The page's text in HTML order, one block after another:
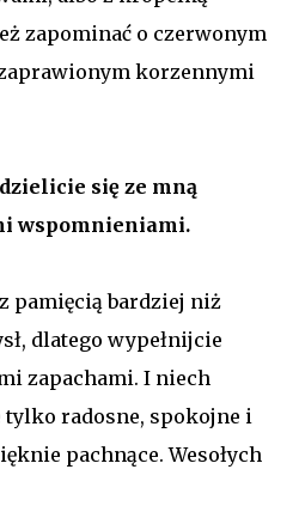
zapominać o czerwonym
korzennymi
się ze mną
wspomnieniami.
pamięcią bardziej niż
dlatego wypełnijcie
zapachami. I niech
tylko radosne, spokojne i
pachnące. Wesołych